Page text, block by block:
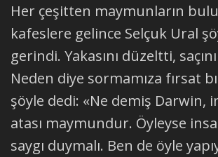
Her çeşitten maymunların
kafeslere gelince Selçuk Ural
gerindi. Yakasını düzeltti,
Neden diye sormamıza fırsat
şöyle dedi: «Ne demiş Darwin,
atası maymundur. Öyleyse
saygı duymalı. Ben de öyle